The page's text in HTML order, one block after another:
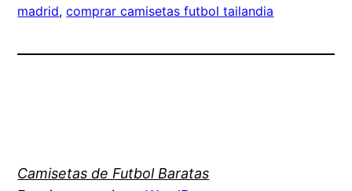
madrid, comprar camisetas futbol tailandia
Camisetas de Futbol Baratas